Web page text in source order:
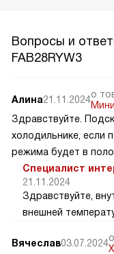
Вопросы и
FAB28RYW3
Алина21.11.2024о
Здравствуйте.
холодильнике, если
режима будет в
Специалист
21.11.2024
Здравствуйте,
внешней
Вячеслав03.07.2024